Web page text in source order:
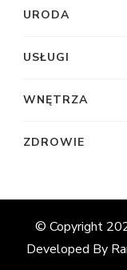
URODA
USŁUGI
WNĘTRZA
ZDROWIE
© Copyright
Developed By